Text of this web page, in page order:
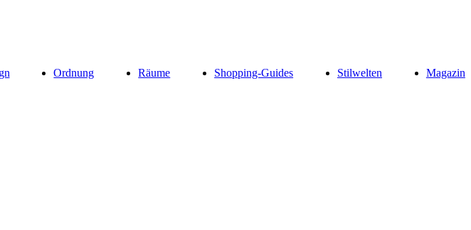
Ordnung Räume Shopping-Guides Stilwelten
Magazin